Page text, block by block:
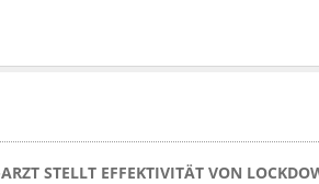
STELLT EFFEKTIVITÄT VON